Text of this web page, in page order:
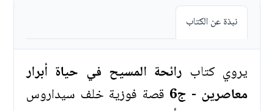
نبذة عن الكتاب
يروي كتاب رائحة المسيح في حياة أبرار
معاصرين - ج6 قصة فوزية خلف سيداروس